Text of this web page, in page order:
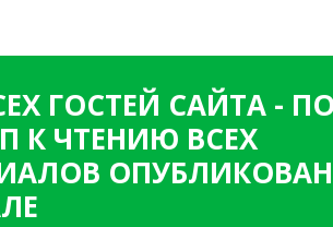
ГОСТЕЙ САЙТА -
К ЧТЕНИЮ ВСЕХ